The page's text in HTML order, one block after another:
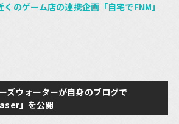
のゲーム店の連携企画「自宅でFNM」
ズウォーターが自身のブログで
」を公開